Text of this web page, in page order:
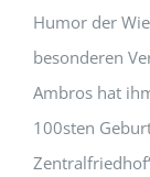
Humor der
besonderen
Ambros hat
100sten